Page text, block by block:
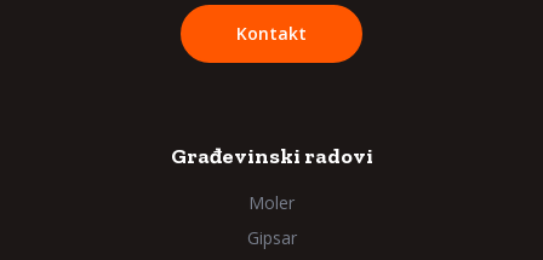
Kontakt
Građevinski radovi
Moler
Gipsar